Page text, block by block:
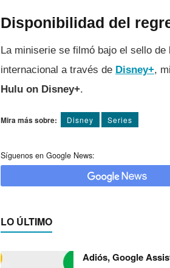
Disponibilidad del
La miniserie se filmó bajo el sello de
internacional a través de Disney+,
Hulu on Disney+.
Mira más sobre: Disney Series
Síguenos en Google News:
LO ÚLTIMO
Adiós, Google